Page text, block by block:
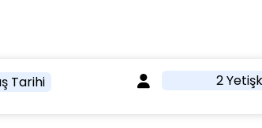
Tarihi 2